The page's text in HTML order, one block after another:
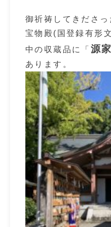
御祈祷してきださっ
宝物殿(国登録有形
中の収蔵品に「 源
あります。